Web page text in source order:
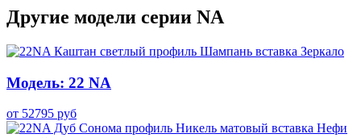
Другие модели серии NA
Модель: 22 NA
от 52795 руб